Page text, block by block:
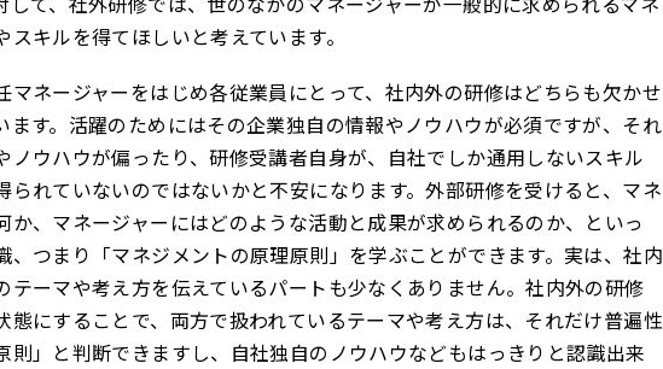
スキルを得てほしいと考えています。
マネージャーをはじめ各従業員にとって、社内外の研修はどちらも欠かせ
ます。活躍のためにはその企業独自の情報やノウハウが必須ですが、それ
ノウハウが偏ったり、研修受講者自身が、自社でしか通用しないスキル
られていないのではないかと不安になります。外部研修を受けると、マネ
か、マネージャーにはどのような活動と成果が求められるのか、といっ
、つまり「マネジメントの原理原則」を学ぶことができます。実は、社内
テーマや考え方を伝えているパートも少なくありません。社内外の研修
態にすることで、両方で扱われているテーマや考え方は、それだけ普遍性
則」と判断できますし、自社独自のノウハウなどもはっきりと認識出来